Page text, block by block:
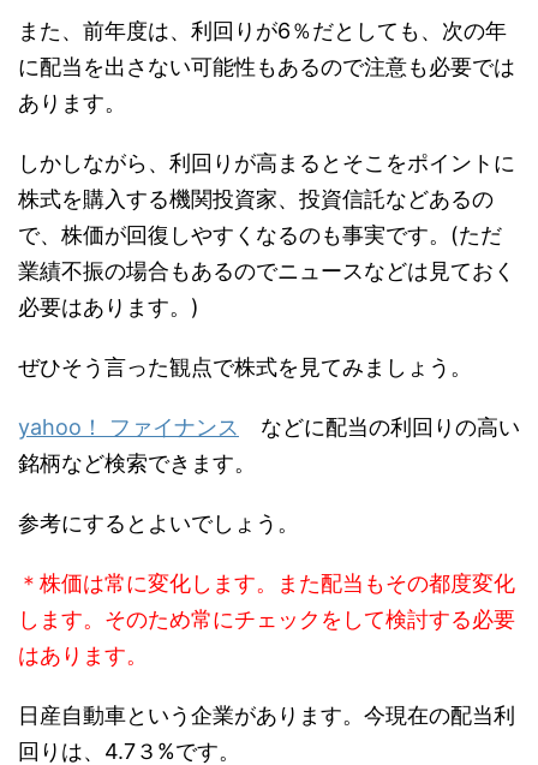
また、前年度は、利回りが6％だとしても、次の年
に配当を出さない可能性もあるので注意も必要では
あります。
しかしながら、利回りが高まるとそこをポイントに
株式を購入する機関投資家、投資信託などあるの
で、株価が回復しやすくなるのも事実です。(ただ
業績不振の場合もあるのでニュースなどは見ておく
必要はあります。)
ぜひそう言った観点で株式を見てみましょう。
yahoo！ ファイナンス
などに配当の利回りの高い
銘柄など検索できます。
参考にするとよいでしょう。
＊株価は常に変化します。また配当もその都度変化
します。そのため常にチェックをして検討する必要
はあります。
日産自動車という企業があります。今現在の配当利
回りは、4.7３%です。